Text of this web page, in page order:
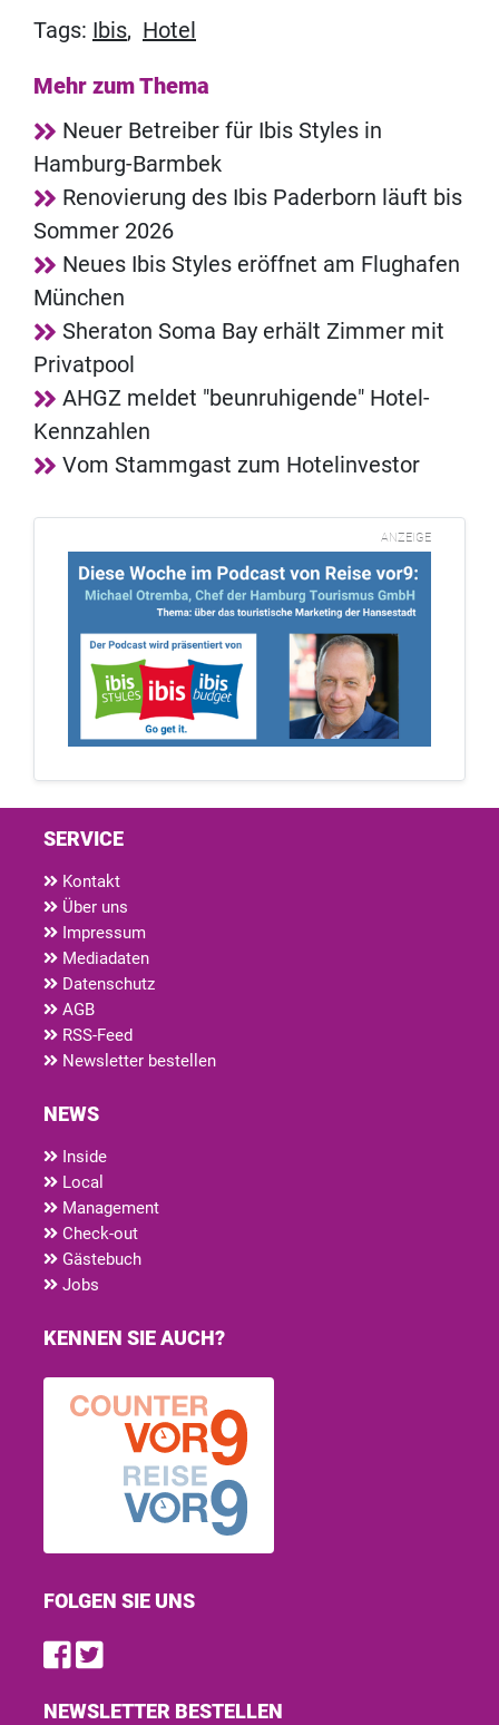
Tags: Ibis, Hotel
Mehr zum Thema
Neuer Betreiber für Ibis Styles in
Hamburg-Barmbek
Renovierung des Ibis Paderborn läuft bis
Sommer 2026
Neues Ibis Styles eröffnet am Flughafen
München
Sheraton Soma Bay erhält Zimmer mit
Privatpool
AHGZ meldet "beunruhigende" Hotel-
Kennzahlen
Vom Stammgast zum Hotelinvestor
ANZEIGE
SERVICE
Kontakt
Über uns
Impressum
Mediadaten
Datenschutz
AGB
RSS-Feed
Newsletter bestellen
NEWS
Inside
Local
Management
Check-out
Gästebuch
Jobs
KENNEN SIE AUCH?
FOLGEN SIE UNS
Find us on Facebook
Follow us on Twitter
NEWSLETTER BESTELLEN